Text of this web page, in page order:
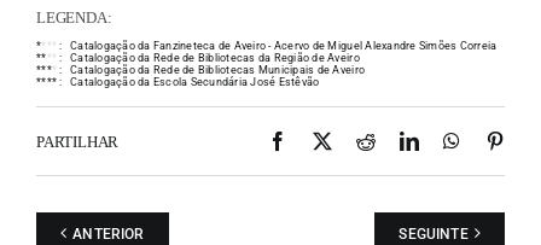
LEGENDA:
** * * :
Catalogação da Fanzineteca de Aveiro - Acervo de Miguel Alexandre Simões Correia
** * * :
Catalogação da Rede de Bibliotecas da Região de Aveiro
**** :
Catalogação da Rede de Bibliotecas Municipais de Aveiro
**** : Catalogação da Escola Secundária José Estêvão
PARTILHAR Facebook
X RedditLinkedIn
ANTERIOR SEGUINTE